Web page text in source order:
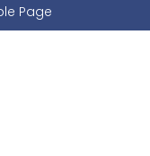
Page